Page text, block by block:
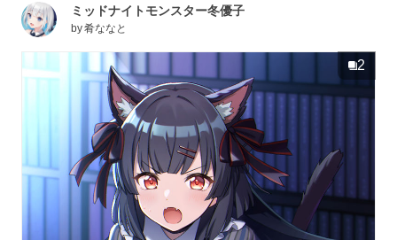
ミッドナイトモンスター冬優子
by肴ななと
2